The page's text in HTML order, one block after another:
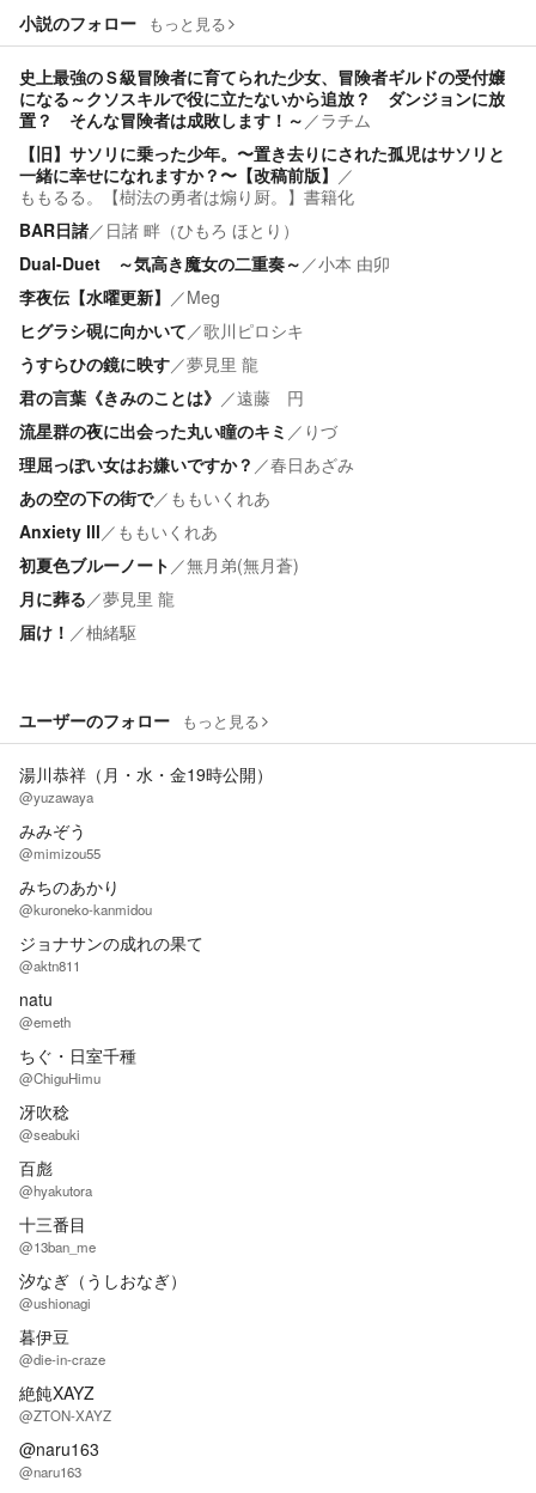
小説のフォロー もっと見る
史上最強のＳ級冒険者に育てられた少女、冒険者ギルドの受付嬢
になる～クソスキルで役に立たないから追放？ ダンジョンに放
置？ そんな冒険者は成敗します！～ ／ラチム
【旧】サソリに乗った少年。〜置き去りにされた孤児はサソリと
一緒に幸せになれますか？〜【改稿前版】 ／
ももるる。【樹法の勇者は煽り厨。】書籍化
BAR日諸／ 日諸 畔（ひもろ ほとり）
Dual-Duet ～気高き魔女の二重奏～ ／小本 由卯
李夜伝【水曜更新】 ／Meg
ヒグラシ硯に向かいて／歌川ピロシキ
うすらひの鏡に映す／夢見里 龍
君の言葉《きみのことは》 ／遠藤 円
流星群の夜に出会った丸い瞳のキミ ／ りづ
理屈っぽい女はお嫌いですか？ ／春日あざみ
あの空の下の街で／ ももいくれあ
Anxiety lll／ ももいくれあ
初夏色ブルーノート ／無月弟(無月蒼)
月に葬る／夢見里 龍
届け！ ／柚緒駆
ユーザーのフォロー もっと見る
湯川恭祥（月・水・金19時公開）
@yuzawaya
みみぞう
@mimizou55
みちのあかり
@kuroneko-kanmidou
ジョナサンの成れの果て
@aktn811
natu
@emeth
ちぐ・日室千種
@ChiguHimu
冴吹稔
@seabuki
百彪
@hyakutora
十三番目
@13ban_me
汐なぎ（うしおなぎ）
@ushionagi
暮伊豆
@die-in-craze
絶飩XAYZ
@ZTON-XAYZ
@naru163
@naru163